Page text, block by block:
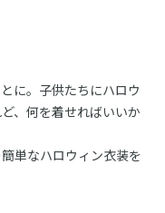
に。子供たちにハロウ
、何を着せればいいか
単なハロウィン衣装を